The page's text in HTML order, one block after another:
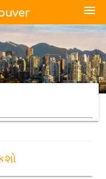
menu